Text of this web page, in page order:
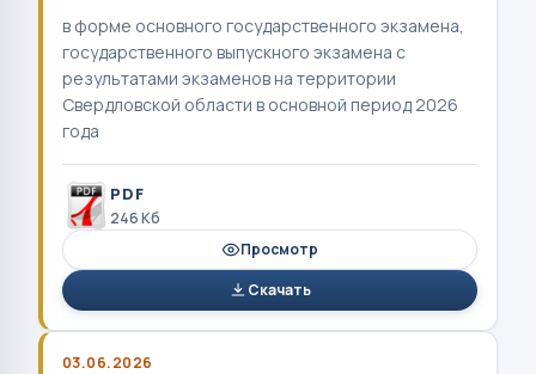
в форме основного государственного экзамена,
государственного выпускного экзамена с
результатами экзаменов на территории
Свердловской области в основной период 2026
года
PDF
246 Кб
Просмотр
Скачать
03.06.2026